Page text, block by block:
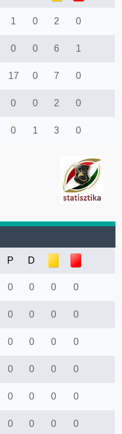
1 0 2 0
0 0 6 1
17 0 7 0
0 0 2 0
0 1 3 0
P D
0 0 0 0
0 0 0 0
0 0 0 0
0 0 0 0
0 0 0 0
0 0 0 0